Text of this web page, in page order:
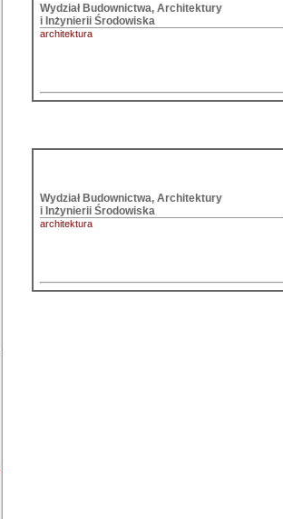
Wydział Budownictwa, Architektury
i Inżynierii Środowiska
architektura
Wydział Budownictwa, Architektury
i Inżynierii Środowiska
architektura